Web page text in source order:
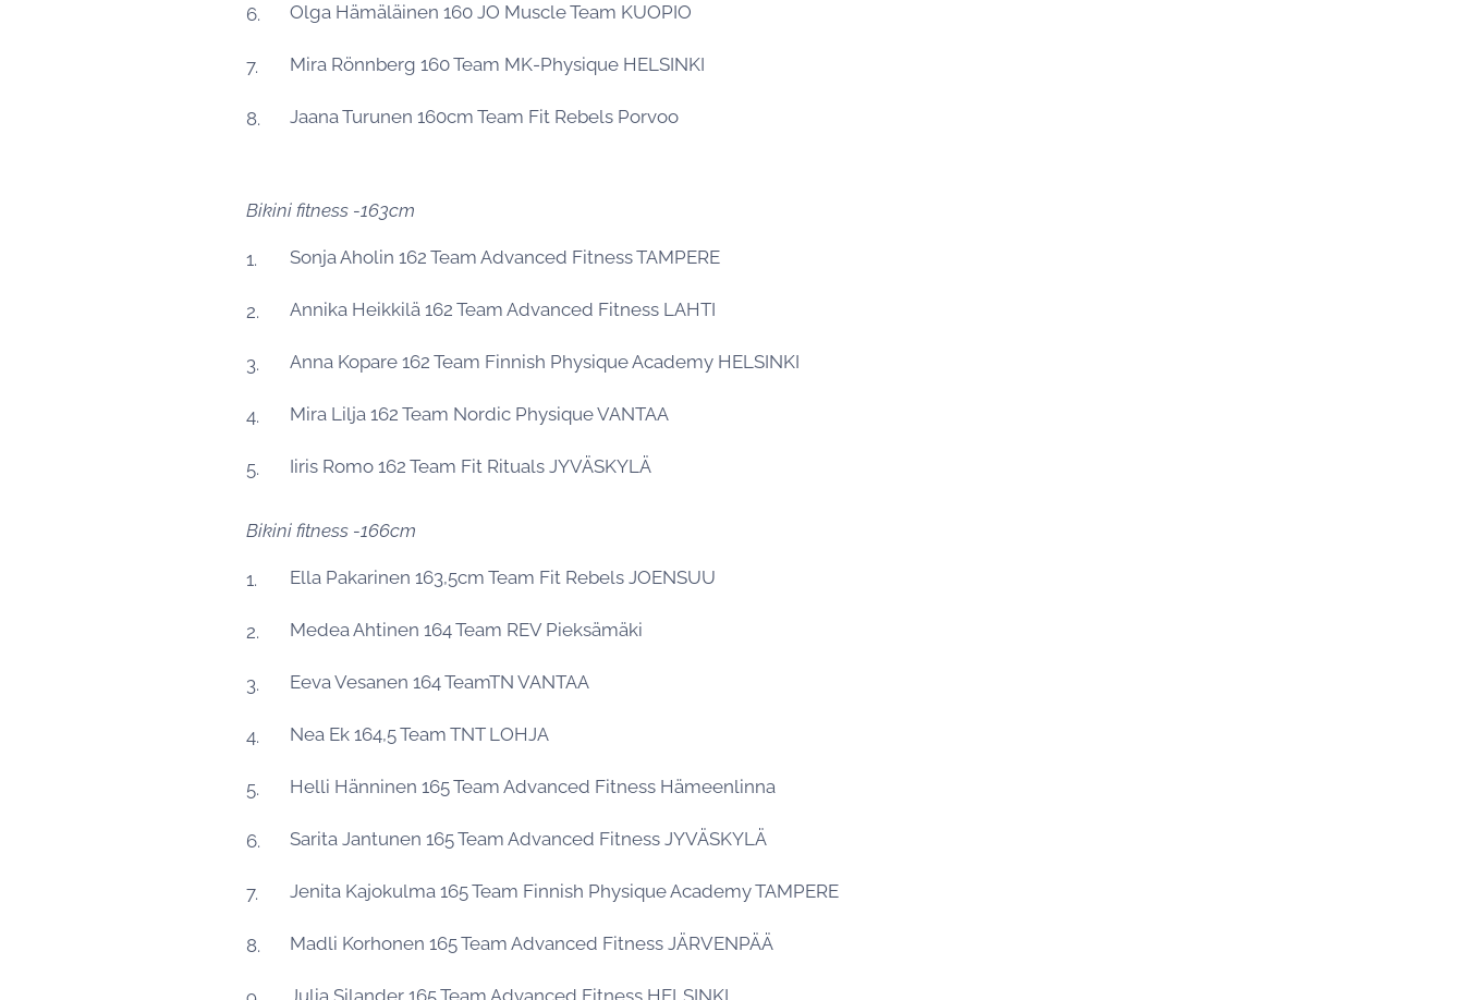
Olga Hämäläinen 160 JO Muscle Team KUOPIO
Mira Rönnberg 160 Team MK-Physique HELSINKI
Jaana Turunen 160cm Team Fit Rebels Porvoo
Bikini fitness -163cm
Sonja Aholin 162 Team Advanced Fitness TAMPERE
Annika Heikkilä 162 Team Advanced Fitness LAHTI
Anna Kopare 162 Team Finnish Physique Academy HELSINKI
Mira Lilja 162 Team Nordic Physique VANTAA
Iiris Romo 162 Team Fit Rituals JYVÄSKYLÄ
Bikini fitness -166cm
Ella Pakarinen 163,5cm Team Fit Rebels JOENSUU
Medea Ahtinen 164 Team REV Pieksämäki
Eeva Vesanen 164 TeamTN VANTAA
Nea Ek 164,5 Team TNT LOHJA
Helli Hänninen 165 Team Advanced Fitness Hämeenlinna
Sarita Jantunen 165 Team Advanced Fitness JYVÄSKYLÄ
Jenita Kajokulma 165 Team Finnish Physique Academy TAMPERE
Madli Korhonen 165 Team Advanced Fitness JÄRVENPÄÄ
Julia Silander 165 Team Advanced Fitness HELSINKI